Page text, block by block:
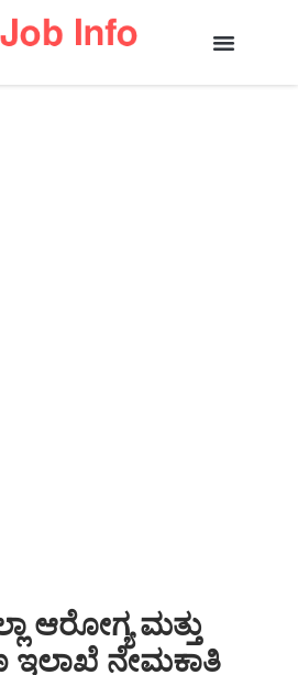
ಆರೋಗ್ಯ ಮತ್ತು
ಇಲಾಖೆ ನೇಮಕಾತಿ